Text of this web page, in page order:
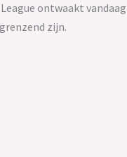
ontwaakt
zijn.